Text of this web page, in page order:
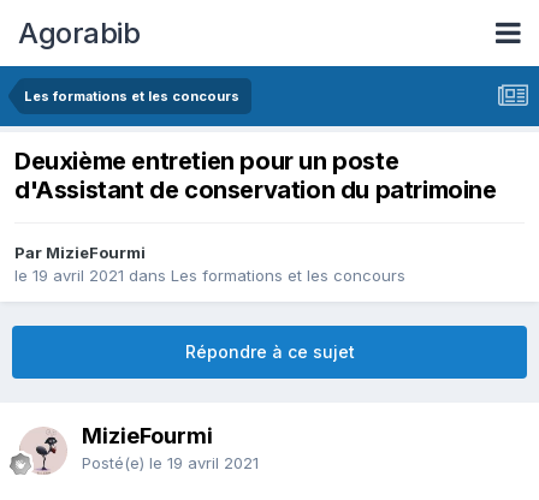
Agorabib
Les formations et les concours
Deuxième entretien pour un poste
d'Assistant de conservation du patrimoine
Par MizieFourmi
le 19 avril 2021 dans Les formations et les concours
Répondre à ce sujet
MizieFourmi
Posté(e) le 19 avril 2021